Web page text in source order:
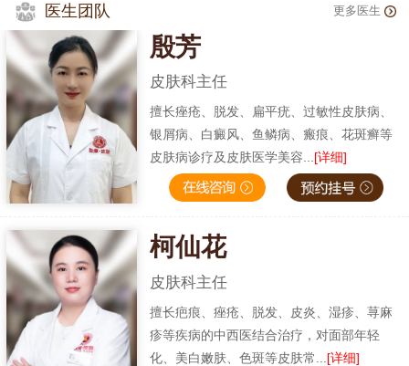
医生团队 更多医生
殷芳
皮肤科主任
擅长痤疮、脱发、扁平疣、过敏性皮肤病、
银屑病、白癜风、鱼鳞病、瘢痕、花斑癣等
皮肤病诊疗及皮肤医学美容... [详细]
柯仙花
皮肤科主任
擅长疤痕、痤疮、脱发、皮炎、湿疹、荨麻
疹等疾病的中西医结合治疗，对面部年轻
化、美白嫩肤、色斑等皮肤常... [详细]